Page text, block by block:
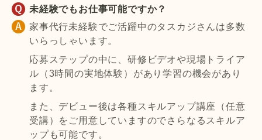
未経験でもお仕事可能ですか？
家事代行未経験でご活躍中のタスカジさんは多数
いらっしゃいます。
応募ステップの中に、研修ビデオや現場トライア
ル（3時間の実地体験）があり学習の機会があり
ます。
また、デビュー後は各種スキルアップ講座（任意
受講）をご用意していますのでさらなるスキルア
ップも可能です。